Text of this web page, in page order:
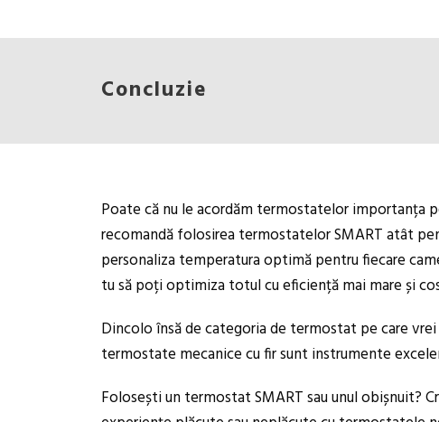
Concluzie
Poate că nu le acordăm termostatelor importanța
recomandă folosirea termostatelor SMART atât
personaliza temperatura optimă pentru fiecare
tu să poți optimiza totul cu eficiență mai mare și
Dincolo însă de categoria de termostat pe care
termostate mecanice cu fir sunt instrumente
Folosești un termostat SMART sau unul obișnuit?